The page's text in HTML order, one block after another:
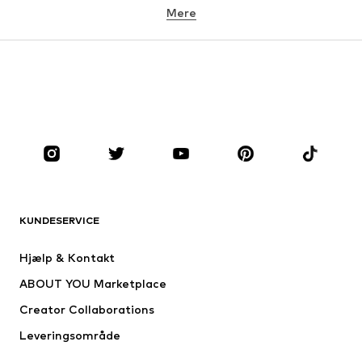
Undertøj
Tilbehør
Premium
Nyheder
Undertøj
Frakker
Mere
KUNDESERVICE
Hjælp & Kontakt
ABOUT YOU Marketplace
Creator Collaborations
Leveringsområde